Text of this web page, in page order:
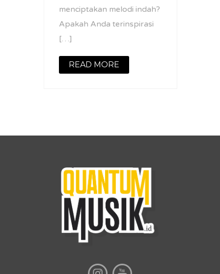
menciptakan melodi indah?
Apakah Anda terinspirasi
[…]
READ MORE